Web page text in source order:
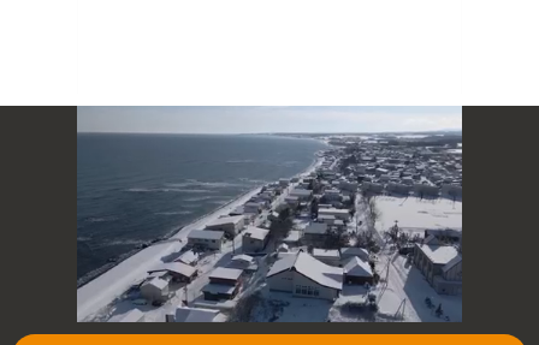
次の動画まで 3 キャンセル